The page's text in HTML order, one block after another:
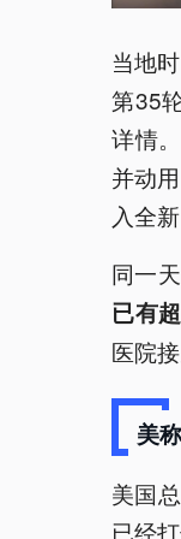
当地
第35
详情
并动
入全
同一
已有
医院
美
美国
已经